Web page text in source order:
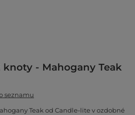
knoty - Mahogany Teak
seznamu
Teak od Candle-lite v ozdobné